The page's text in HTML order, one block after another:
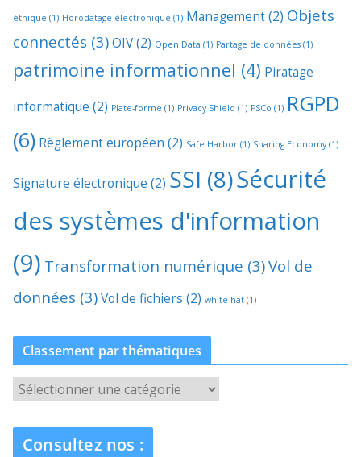
éthique (1) Horodatage électronique (1) Management(2) Objets
connectés (3)OIV(2) Open Data (1) Partage de données (1)
patrimoine informationnel (4) Piratage
informatique (2) Plate-forme (1) Privacy Shield (1) PSCo (1) RGPD
(6) Règlement européen (2) Safe Harbor (1) Sharing Economy(1)
Signature électronique (2) SSI (8)Sécurité
des systèmes d'information
(9) Transformation numérique (3)Vol de
données (3)Vol de fichiers (2) white hat (1)
Classement par thématiques
a
Consultez nos :